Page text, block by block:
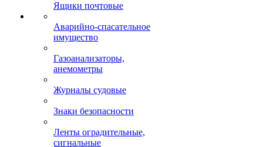
Ящики почтовые
Аварийно-спасательное
имущество
Газоанализаторы,
анемометры
Журналы судовые
Знаки безопасности
Ленты оградительные,
сигнальные